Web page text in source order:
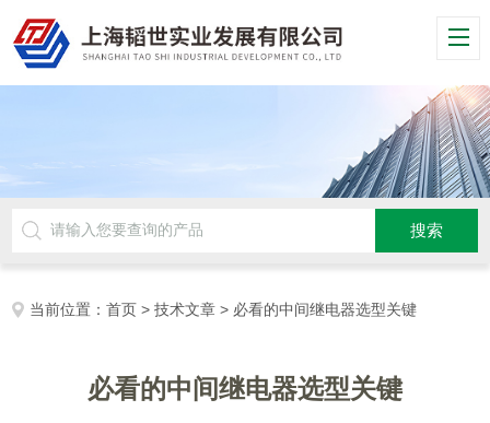
当前位置：首页 >技术文章 > 必看的中间继电器选型关键
必看的中间继电器选型关键